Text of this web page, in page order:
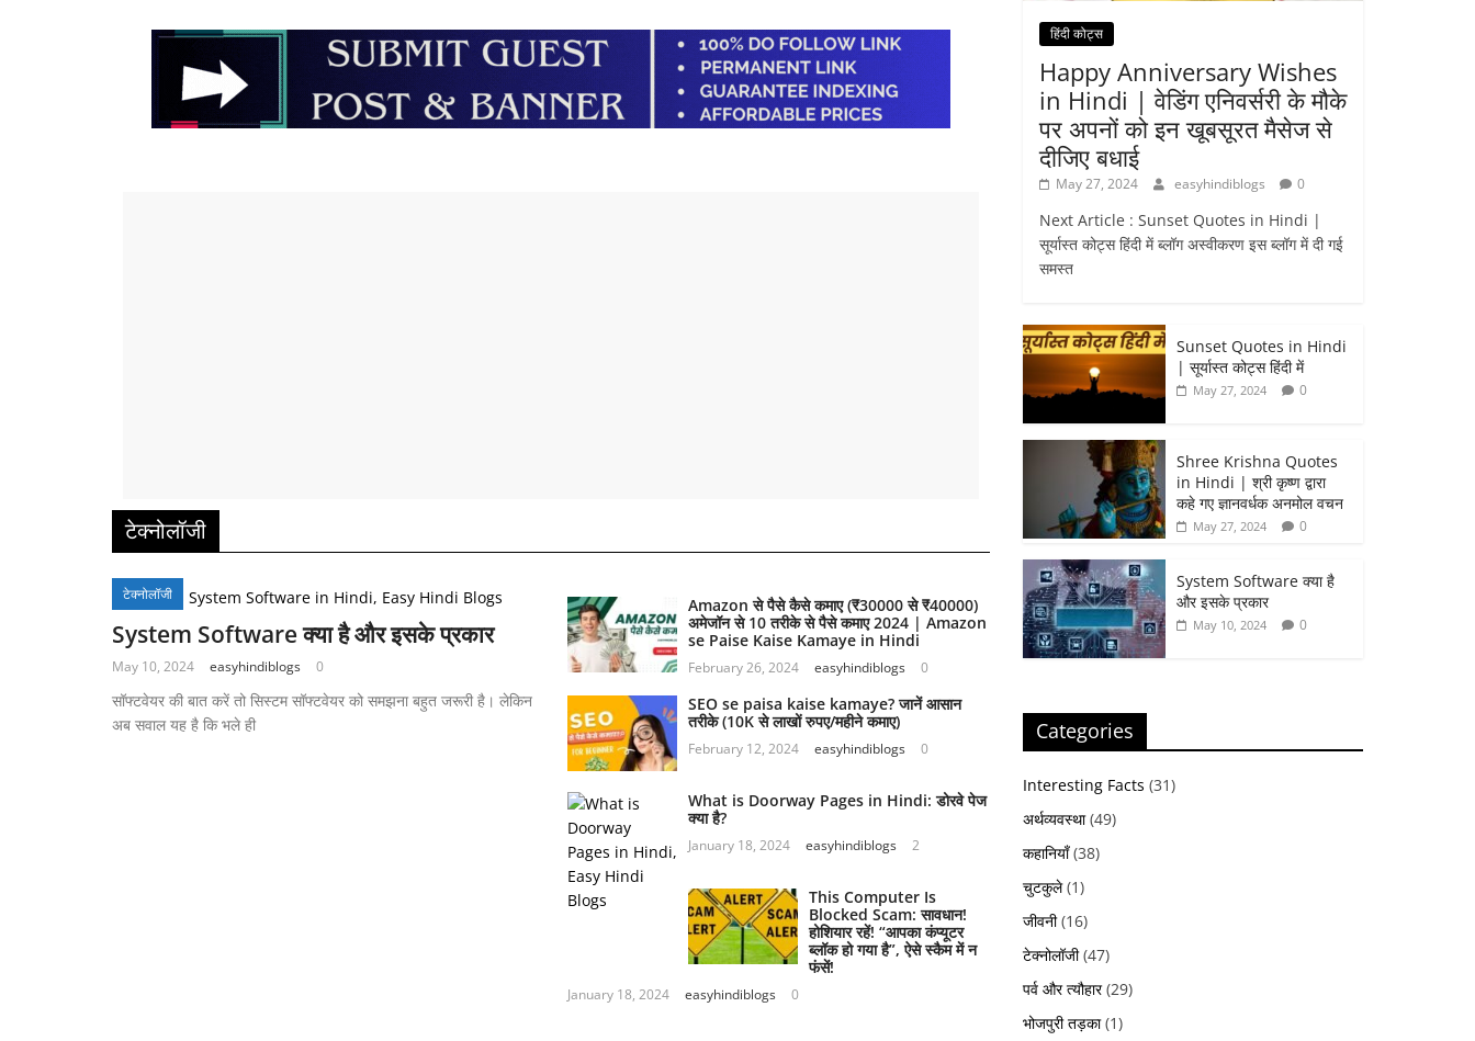
टेक्नोलॉजी
टेक्नोलॉजी
System Software क्या है और इसके प्रकार
May 10, 2024 easyhindiblogs 0
सॉफ्टवेयर की बात करें तो सिस्टम सॉफ्टवेयर को समझना बहुत जरूरी है। लेकिन
अब सवाल यह है कि भले ही
Amazon से पैसे कैसे कमाए (₹30000 से ₹40000)
अमेजॉन से 10 तरीके से पैसे कमाए 2024 | Amazon
se Paise Kaise Kamaye in Hindi
February 26, 2024 easyhindiblogs 0
SEO se paisa kaise kamaye? जानें आसान
तरीके (10K से लाखों रुपए/महीने कमाए)
February 12, 2024 easyhindiblogs 0
What is Doorway Pages in Hindi: डोरवे पेज
क्या है?
January 18, 2024 easyhindiblogs 2
This Computer Is
Blocked Scam: सावधान!
होशियार रहें! “आपका कंप्यूटर
ब्लॉक हो गया है”, ऐसे स्कैम में न
फंसें!
January 18, 2024 easyhindiblogs 0
हिंदी कोट्स
Happy Anniversary Wishes
in Hindi | वेडिंग एनिवर्सरी के मौके
पर अपनों को इन खूबसूरत मैसेज से
दीजिए बधाई
May 27, 2024 easyhindiblogs 0
Next Article : Sunset Quotes in Hindi |
सूर्यास्त कोट्स हिंदी में ब्लॉग अस्वीकरण इस ब्लॉग में दी गई
समस्त
Sunset Quotes in Hindi
| सूर्यास्त कोट्स हिंदी में
May 27, 2024 0
Shree Krishna Quotes
in Hindi | श्री कृष्ण द्वारा
कहे गए ज्ञानवर्धक अनमोल वचन
May 27, 2024 0
System Software क्या है
और इसके प्रकार
May 10, 2024 0
Categories
Interesting Facts (31)
अर्थव्यवस्था(49)
कहानियाँ(38)
चुटकुले(1)
जीवनी(16)
टेक्नोलॉजी(47)
पर्व और त्यौहार(29)
भोजपुरी तड़का(1)